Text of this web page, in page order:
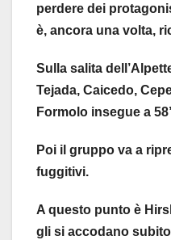
perdere dei
è, ancora una volta,
Sulla salita
Tejada, Caicedo,
Formolo insegue a
Poi il gruppo va a
fuggitivi.
A questo punto è
gli si accodano